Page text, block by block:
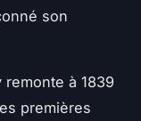
son
remonte à 1839
premières